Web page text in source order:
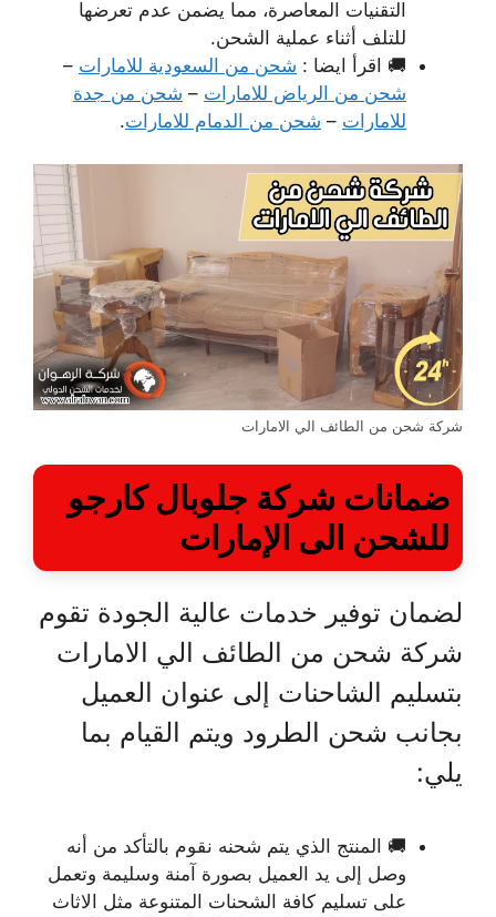
التقنيات المعاصرة، مما يضمن عدم تعرضها
للتلف أثناء عملية الشحن.
🚚 اقرأ ايضا : شحن من السعودية للامارات –
شحن من الرياض للامارات – شحن من جدة
للامارات – شحن من الدمام للامارات.
شركة شحن من الطائف الي الامارات
ضمانات شركة جلوبال كارجو
للشحن الى الإمارات
لضمان توفير خدمات عالية الجودة تقوم
شركة شحن من الطائف الي الامارات
بتسليم الشاحنات إلى عنوان العميل
بجانب شحن الطرود ويتم القيام بما
يلي:
🚚 المنتج الذي يتم شحنه نقوم بالتأكد من أنه
وصل إلى يد العميل بصورة آمنة وسليمة وتعمل
على تسليم كافة الشحنات المتنوعة مثل الاثاث